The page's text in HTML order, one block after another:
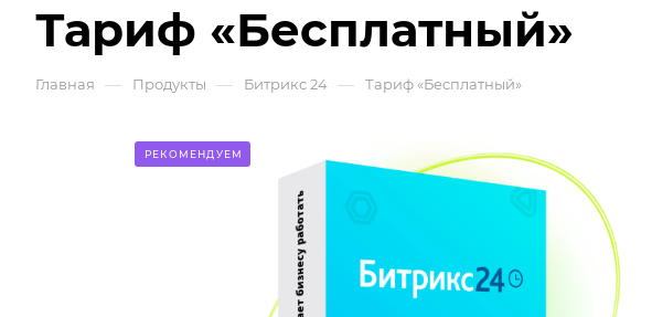
Тариф «Бесплатный»
Главная — Продукты — Битрикс 24 — Тариф «Бесплатный»
РЕКОМЕНДУЕМ